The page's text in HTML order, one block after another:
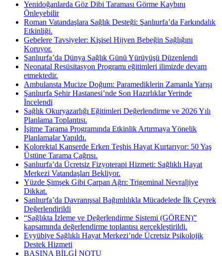
Yenidoğanlarda Göz Dibi Taraması Görme Kaybını
Önleyebilir
Roman Vatandaşlara Sağlık Desteği: Şanlıurfa’da Farkındalık
Etkinliği.
Gebelere Tavsiyeler: Kişisel Hijyen Bebeğin Sağlığını
Koruyor.
Şanlıurfa’da Dünya Sağlık Günü Yürüyüşü Düzenlendi
Neonatal Resüsitasyon Programı eğitimleri ilimizde devam
etmektedir.
Ambulansta Mucize Doğum: Paramediklerin Zamanla Yarışı
Şanlıurfa Şehir Hastanesi’nde Son Hazırlıklar Yerinde
İncelendi
Sağlık Okuryazarlığı Eğitimleri Değerlendirme ve 2026 Yılı
Planlama Toplantısı.
İşitme Tarama Programında Etkinlik Artırmaya Yönelik
Planlamalar Yapıldı.
Kolorektal Kanserde Erken Teşhis Hayat Kurtarıyor: 50 Yaş
Üstüne Tarama Çağrısı.
Şanlıurfa’da Ücretsiz Fizyoterapi Hizmeti: Sağlıklı Hayat
Merkezi Vatandaşları Bekliyor.
Yüzde Şimşek Gibi Çarpan Ağrı: Trigeminal Nevraljiye
Dikkat.
Şanlıurfa’da Davranışsal Bağımlılıkla Mücadelede İlk Çeyrek
Değerlendirildi
“Sağlıkta İzleme ve Değerlendirme Sistemi (GÖREN)”
kapsamında değerlendirme toplantısı gerçekleştirildi.
Eyyübiye Sağlıklı Hayat Merkezi’nde Ücretsiz Psikolojik
Destek Hizmeti
BASINA BİLGİ NOTU